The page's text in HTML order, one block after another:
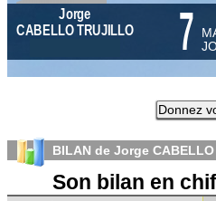
Jorge
CABELLO TRUJILLO
7
Donnez
BILAN de Jorge
Son bilan en